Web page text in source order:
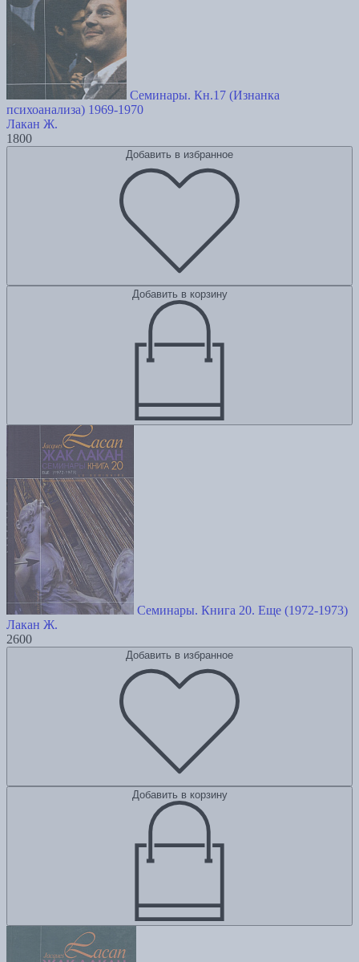
Семинары. Кн.17 (Изнанка
психоанализа) 1969-1970
Лакан Ж.
1800
Добавить в избранное
Добавить в корзину
Семинары. Книга 20. Еще (1972-1973)
Лакан Ж.
2600
Добавить в избранное
Добавить в корзину